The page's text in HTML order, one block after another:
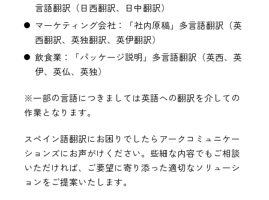
言語翻訳（日西翻訳、日中翻訳）
マーケティング会社：「社内原稿」多言語翻訳（英
西翻訳、英独翻訳、英伊翻訳）
飲食業：「パッケージ説明」多言語翻訳（英西、英
伊、英仏、英独）
※一部の言語につきましては英語への翻訳を介しての
作業となります。
スペイン語翻訳にお困りでしたらアークコミュニケー
ションズにお声がけください。些細な内容でもご相談
いただければ、ご要望に寄り添った適切なソリューシ
ョンをご提案いたします。